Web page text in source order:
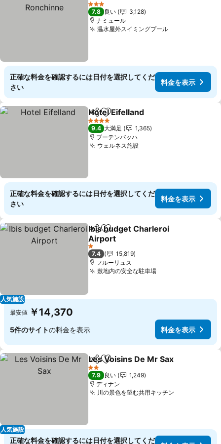
3 ホテルのランク
7.8 良い
3,128
ナミュール
温水屋外スイミングプール料金を表示
正確な料金を確認するには日付を選択してくだ
さい
料金を表示
シェアお気に入りに追加
Hotel Eifelland
4 ホテルのランク
9.4 大満足
1,365
ブーテンバッハ
ウェルネス施設料金を表示
正確な料金を確認するには日付を選択してくだ
さい
料金を表示
人気施設
シェアお気に入りに追加
Ibis budget Charleroi
Airport
料金を表示
1 ホテルのランク
7.4
15,819
フルーリュス
敷地内の安全な駐車場料金を表示
最安値 ￥14,370
5件のサイトの料金を表示 料金を表示
人気施設
シェアお気に入りに追加
Les Voisins De Mr Sax
2 ホテルのランク
7.9 良い
1,249
ディナン
川の景色を望む共用キッチン
正確な料金を確認するには日付を選択してくだ